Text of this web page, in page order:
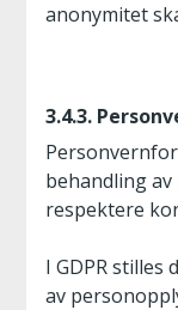
anonymitet
3.4.3.
behandling
respektere
I GDPR stilles
av